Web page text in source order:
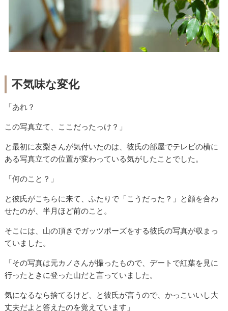
不気味な変化
「あれ？
この写真立て、ここだったっけ？」
と最初に友梨さんが気付いたのは、彼氏の部屋でテレビの横に
ある写真立ての位置が変わっている気がしたことでした。
「何のこと？」
と彼氏がこちらに来て、ふたりで「こうだった？」と顔を合わ
せたのが、半月ほど前のこと。
そこには、山の頂きでガッツポーズをする彼氏の写真が収まっ
ていました。
「その写真は元カノさんが撮ったもので、デートで紅葉を見に
行ったときに登った山だと言っていました。
気になるなら捨てるけど、と彼氏が言うので、かっこいいし大
丈夫だよと答えたのを覚えています」